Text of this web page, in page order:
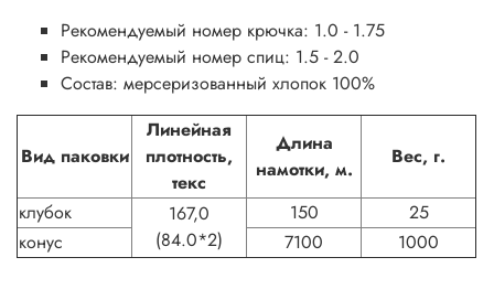
Рекомендуемый номер крючка: 1.0 - 1.75
Рекомендуемый номер спиц: 1.5 - 2.0
Состав: мерсеризованный хлопок 100%
Вид паковки
Линейная
плотность,
текс
Длина
намотки, м.
Вес, г.
клубок
167,0
(84.0*2)
150
25
конус
7100 1000